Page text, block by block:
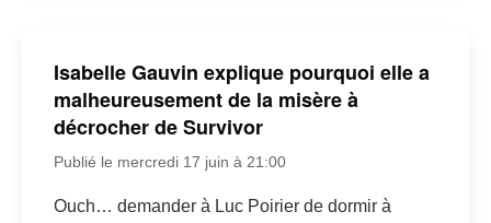
Isabelle Gauvin explique pourquoi elle a
malheureusement de la misère à
décrocher de Survivor
Publié le mercredi 17 juin à 21:00
Ouch… demander à Luc Poirier de dormir à